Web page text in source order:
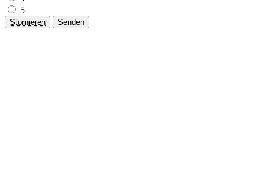
5
Stornieren Senden